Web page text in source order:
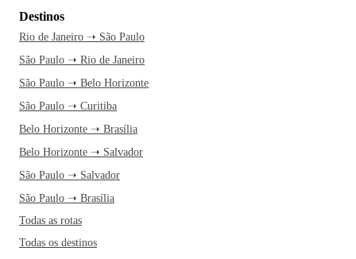
Destinos
Rio de Janeiro ➝ São Paulo
São Paulo ➝ Rio de Janeiro
São Paulo ➝ Belo Horizonte
São Paulo ➝ Curitiba
Belo Horizonte ➝ Brasília
Belo Horizonte ➝ Salvador
São Paulo ➝ Salvador
São Paulo ➝ Brasília
Todas as rotas
Todas os destinos